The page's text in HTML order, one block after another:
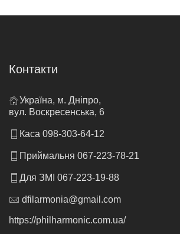
Контакти
Україна, м. Дніпро,
вул. Воскресенська, 6
Каса 098-303-64-12
Приймальня 067-223-78-21
Для ЗМІ 067-223-19-88
dfilarmonia@gmail.com
https://philharmonic.com.ua/